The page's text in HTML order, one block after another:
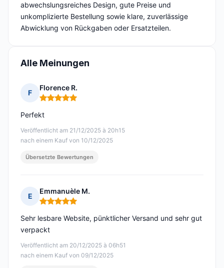
abwechslungsreiches Design, gute Preise und
unkomplizierte Bestellung sowie klare, zuverlässige
Abwicklung von Rückgaben oder Ersatzteilen.
Alle Meinungen
F
Florence R.
Hinweis: 5 von 5
Veröffentlicht am 21/12/2025 à 20h15
nach einem Kauf von 10/12/2025
Perfekt
Übersetzte Bewertungen
E
Emmanuèle M.
Hinweis: 5 von 5
Veröffentlicht am 20/12/2025 à 06h51
nach einem Kauf von 09/12/2025
Sehr lesbare Website, pünktlicher Versand und sehr gut
verpackt